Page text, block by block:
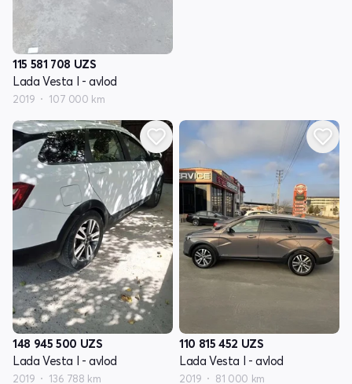
115 581 708 UZS
Lada Vesta I - avlod
2019 107 000 km
148 945 500 UZS
Lada Vesta I - avlod
2019 136 788 km
110 815 452 UZS
Lada Vesta I - avlod
2019 81 000 km